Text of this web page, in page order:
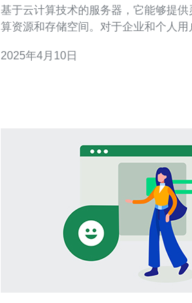
基于云计算技术的服务器，它能够提
算资源和存储空间。对于企业和个人用
和新加坡是两个备受关注的选择。 日本作为亚洲最发达的
2025年4月10日